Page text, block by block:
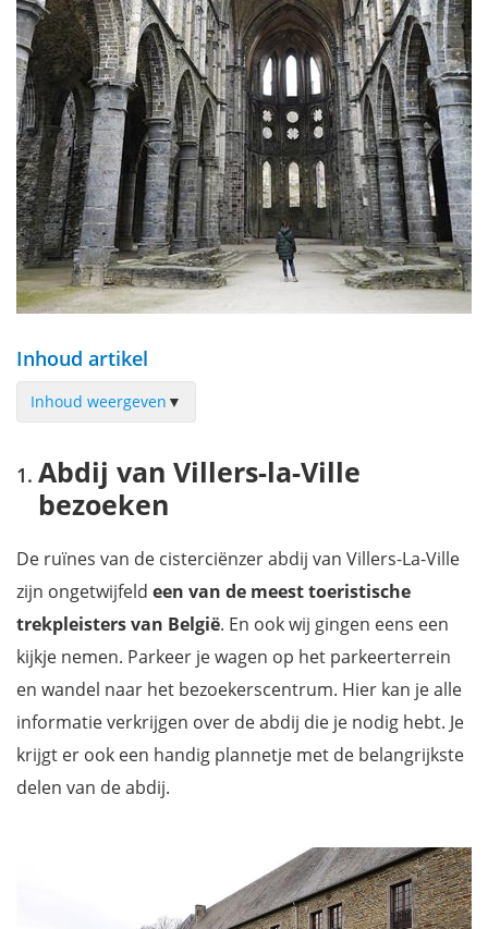
Inhoud artikel
Inhoud weergeven ▼
Bezoek de abdijtuinen van de Monniken
Kan je de Abdij van Villers-la-Ville bezoeken met kinderen?
Praktische info voor je bezoek aan de Abdij van Villers-la-Ville
Wat zien in de buurt van de Abdij van Villers-la-Ville?
Hoe bereik je de abdij van Villers-la-Ville
Waar overnachten in de Ardennen?
Abdij van Villers-la-Ville
bezoeken
De ruïnes van de cisterciënzer abdij van Villers-La-Ville
zijn ongetwijfeld een van de meest toeristische
trekpleisters van België. En ook wij gingen eens een
kijkje nemen. Parkeer je wagen op het parkeerterrein
en wandel naar het bezoekerscentrum. Hier kan je alle
informatie verkrijgen over de abdij die je nodig hebt. Je
krijgt er ook een handig plannetje met de belangrijkste
delen van de abdij.